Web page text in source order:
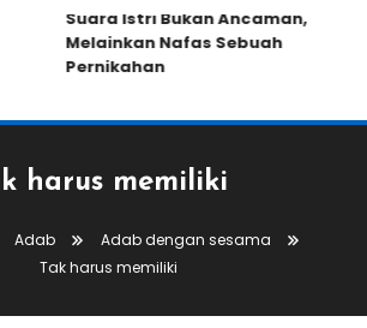
Suara Istri Bukan Ancaman,
Melainkan Nafas Sebuah
Pernikahan
harus memiliki
Adab
Adab dengan sesama
Tak harus memiliki